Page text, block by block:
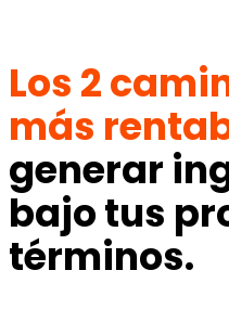
Los 2
más
generar
bajo tus
términos.